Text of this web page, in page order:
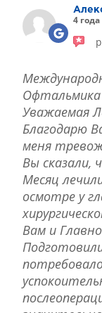
4
Офтальмика
Уважаемая
Благодарю
меня
Вы сказали,
Месяц
осмотре у
Вам и